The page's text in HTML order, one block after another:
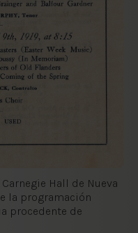
Hall de Nueva
la programación
procedente de